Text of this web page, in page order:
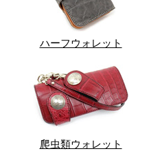
ハーフウォレット
爬虫類ウォレット